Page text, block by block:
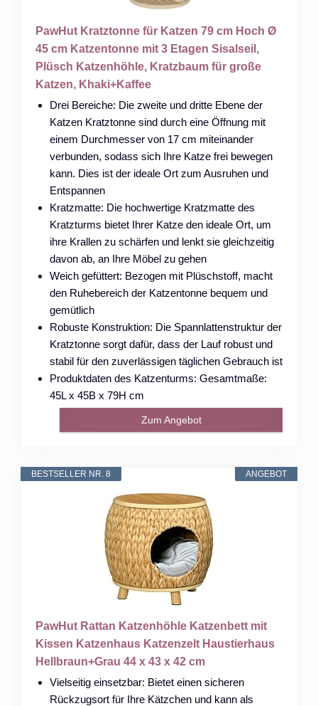
PawHut Kratztonne für Katzen 79 cm Hoch Ø
45 cm Katzentonne mit 3 Etagen Sisalseil,
Plüsch Katzenhöhle, Kratzbaum für große
Katzen, Khaki+Kaffee
Drei Bereiche: Die zweite und dritte Ebene der
Katzen Kratztonne sind durch eine Öffnung mit
einem Durchmesser von 17 cm miteinander
verbunden, sodass sich Ihre Katze frei bewegen
kann. Dies ist der ideale Ort zum Ausruhen und
Entspannen
Kratzmatte: Die hochwertige Kratzmatte des
Kratzturms bietet Ihrer Katze den ideale Ort, um
ihre Krallen zu schärfen und lenkt sie gleichzeitig
davon ab, an Ihre Möbel zu gehen
Weich gefüttert: Bezogen mit Plüschstoff, macht
den Ruhebereich der Katzentonne bequem und
gemütlich
Robuste Konstruktion: Die Spannlattenstruktur der
Kratztonne sorgt dafür, dass der Lauf robust und
stabil für den zuverlässigen täglichen Gebrauch ist
Produktdaten des Katzenturms: Gesamtmaße:
45L x 45B x 79H cm
Zum Angebot
ANGEBOT
BESTSELLER NR. 8
PawHut Rattan Katzenhöhle Katzenbett mit
Kissen Katzenhaus Katzenzelt Haustierhaus
Hellbraun+Grau 44 x 43 x 42 cm
Vielseitig einsetzbar: Bietet einen sicheren
Rückzugsort für Ihre Kätzchen und kann als